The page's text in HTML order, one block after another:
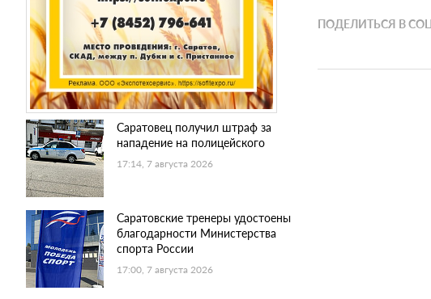
Саратовец получил штраф за
нападение на полицейского
17:14, 7 августа 2026
Саратовские тренеры удостоены
благодарности Министерства
спорта России
17:00, 7 августа 2026
ПОДЕЛИТЬСЯ В